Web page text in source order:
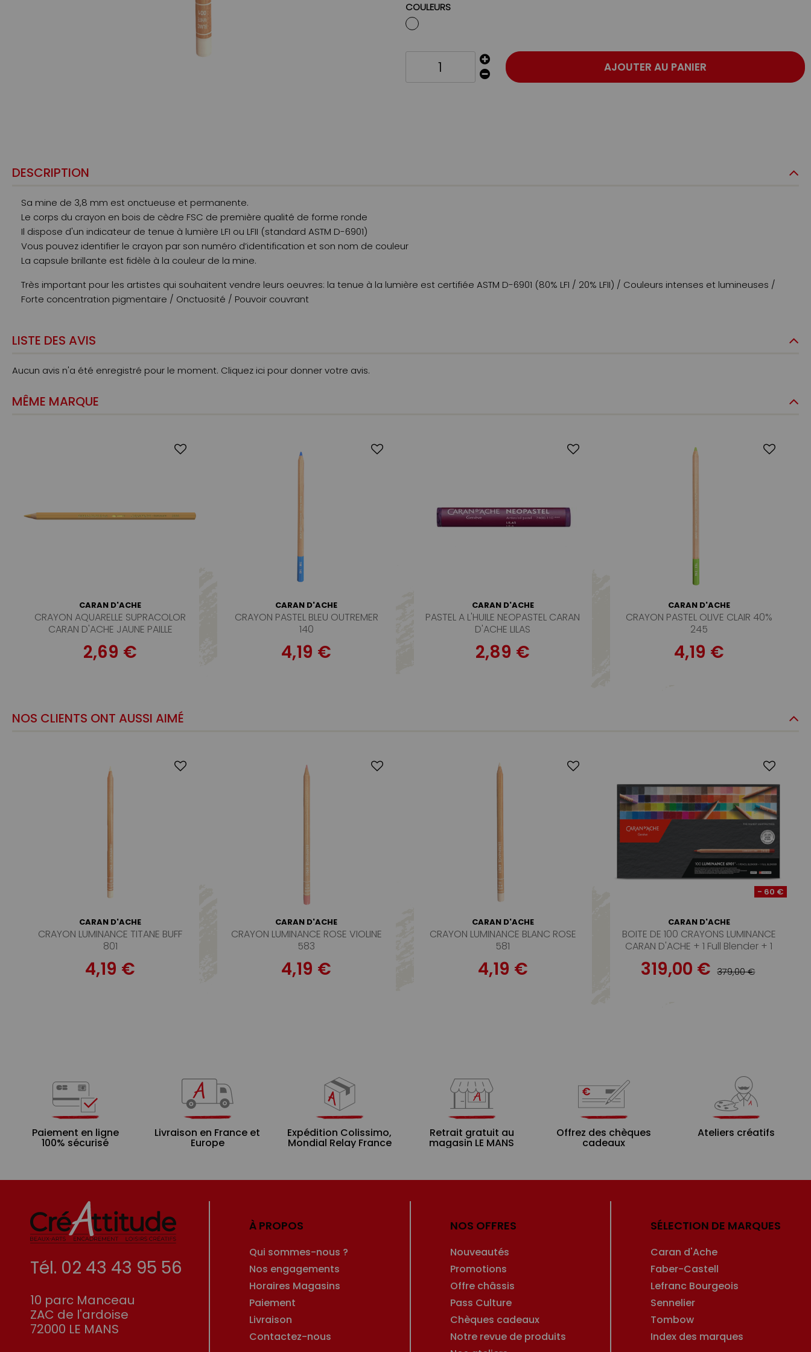
COULEURS
AJOUTER AU PANIER
DESCRIPTION
Sa mine de 3,8 mm est onctueuse et permanente.
Le corps du crayon en bois de cèdre FSC de première qualité de forme ronde
Il dispose d'un indicateur de tenue à lumière LFI ou LFII (standard ASTM D-6901)
Vous pouvez identifier le crayon par son numéro d’identification et son nom de couleur
La capsule brillante est fidèle à la couleur de la mine.
Très important pour les artistes qui souhaitent vendre leurs oeuvres: la tenue à la lumière est certifiée ASTM D-6901 (80% LFI / 20% LFII) / Couleurs intenses et lumineuses /
Forte concentration pigmentaire / Onctuosité / Pouvoir couvrant
LISTE DES AVIS
Aucun avis n'a été enregistré pour le moment. Cliquez ici pour donner votre avis.
MÊME MARQUE
CARAN D'ACHE
CRAYON AQUARELLE SUPRACOLOR
CARAN D'ACHE JAUNE PAILLE
2,69 €
CARAN D'ACHE
CRAYON PASTEL BLEU OUTREMER
140
4,19 €
CARAN D'ACHE
PASTEL A L'HUILE NEOPASTEL CARAN
D'ACHE LILAS
2,89 €
CARAN D'ACHE
CRAYON PASTEL OLIVE CLAIR 40%
245
4,19 €
NOS CLIENTS ONT AUSSI AIMÉ
CARAN D'ACHE
CRAYON LUMINANCE TITANE BUFF
801
4,19 €
CARAN D'ACHE
CRAYON LUMINANCE ROSE VIOLINE
583
4,19 €
CARAN D'ACHE
CRAYON LUMINANCE BLANC ROSE
581
4,19 €
- 60 €
CARAN D'ACHE
BOITE DE 100 CRAYONS LUMINANCE
CARAN D'ACHE + 1 Full Blender + 1
crayon Blender
319,00 € 379,00 €
Paiement en ligne
100% sécurisé
Livraison en France et
Europe
Expédition Colissimo,
Mondial Relay France
Retrait gratuit au
magasin LE MANS
Offrez des chèques
cadeaux
Ateliers créatifs
Tél. 02 43 43 95 56
10 parc Manceau
ZAC de l'ardoise
72000 LE MANS
À PROPOS
Qui sommes-nous ?
Nos engagements
Horaires Magasins
Paiement
Livraison
Contactez-nous
NOS OFFRES
Nouveautés
Promotions
Offre châssis
Pass Culture
Chèques cadeaux
Notre revue de produits
SÉLECTION DE MARQUES
Caran d'Ache
Faber-Castell
Lefranc Bourgeois
Sennelier
Tombow
Index des marques